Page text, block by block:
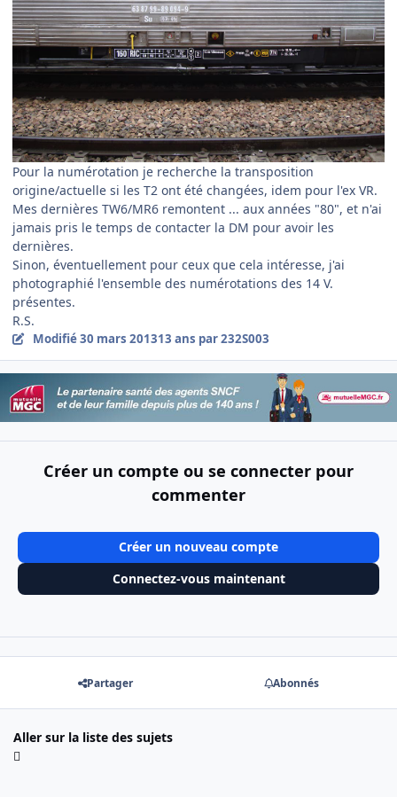
Pour la numérotation je recherche la transposition
origine/actuelle si les T2 ont été changées, idem pour l'ex VR.
Mes dernières TW6/MR6 remontent ... aux années "80", et n'ai
jamais pris le temps de contacter la DM pour avoir les
dernières.
Sinon, éventuellement pour ceux que cela intéresse, j'ai
photographié l'ensemble des numérotations des 14 V.
présentes.
R.S.
Modifié30 mars 201313 ans par 232S003
Créer un compte ou se connecter pour
commenter
Créer un nouveau compte
Connectez-vous maintenant
Partager Abonnés
Aller sur la liste des sujets